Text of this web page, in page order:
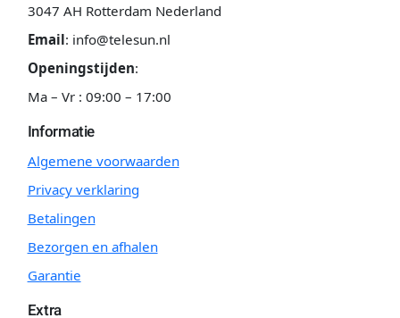
3047 AH Rotterdam Nederland
Email: info@telesun.nl
Openingstijden:
Ma – Vr : 09:00 – 17:00
Informatie
Algemene voorwaarden
Privacy verklaring
Betalingen
Bezorgen en afhalen
Garantie
Extra